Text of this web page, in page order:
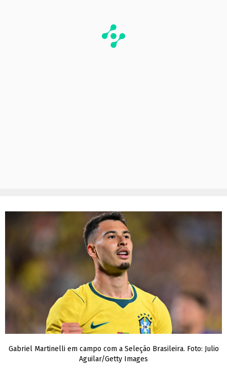
Gabriel Martinelli em campo com a Seleção Brasileira. Foto: Julio
Aguilar/Getty Images